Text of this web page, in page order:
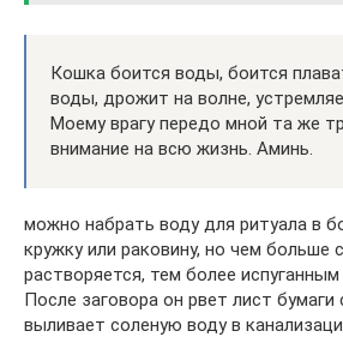
Кошка боится воды, боится
воды, дрожит на волне,
Моему врагу передо мной та же
внимание на всю жизнь. Аминь.
можно набрать воду для ритуала в
кружку или раковину, но чем больше
растворяется, тем более
После заговора он рвет лист бумаги
выливает соленую воду в